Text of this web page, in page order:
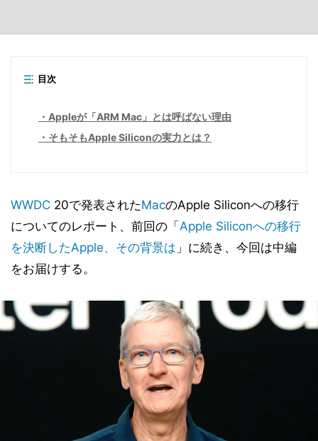
目次
Appleが「ARM Mac」とは呼ばない理由
そもそもApple Siliconの実力とは？
WWDC 20で発表されたMacのApple Siliconへの移行
についてのレポート、前回の「 Apple Siliconへの移行
を決断したApple、その背景は 」に続き、今回は中編
をお届けする。